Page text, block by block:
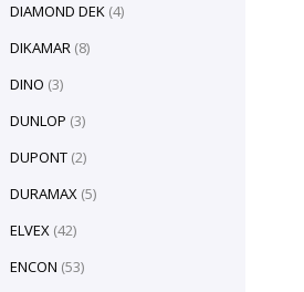
DIAMOND DEK (4)
DIKAMAR (8)
DINO (3)
DUNLOP (3)
DUPONT (2)
DURAMAX (5)
ELVEX (42)
ENCON (53)